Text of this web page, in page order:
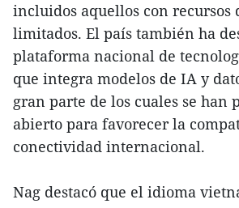
incluidos aquellos con recursos
limitados. El país también ha
plataforma nacional de
que integra modelos de IA y
gran parte de los cuales se han
abierto para favorecer la
conectividad internacional.
Nag destacó que el idioma